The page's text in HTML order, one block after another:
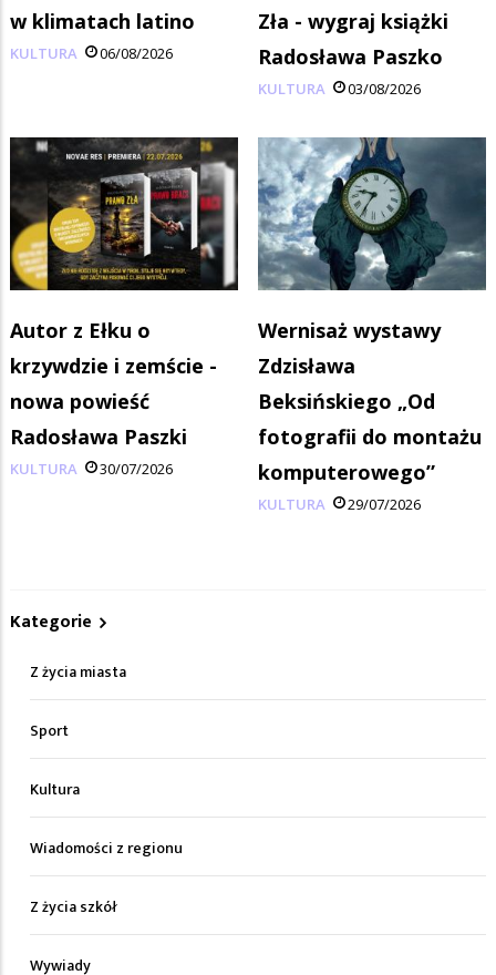
w klimatach latino
KULTURA 06/08/2026
Zła - wygraj książki
Radosława Paszko
KULTURA 03/08/2026
Autor z Ełku o
krzywdzie i zemście -
nowa powieść
Radosława Paszki
KULTURA 30/07/2026
Wernisaż wystawy
Zdzisława
Beksińskiego „Od
fotografii do montażu
komputerowego”
KULTURA 29/07/2026
Kategorie
Z życia miasta
Sport
Kultura
Wiadomości z regionu
Z życia szkół
Wywiady